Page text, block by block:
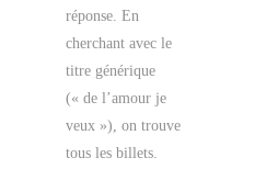
réponse. En
cherchant avec le
titre générique
(« de l’amour je
veux »), on trouve
tous les billets.